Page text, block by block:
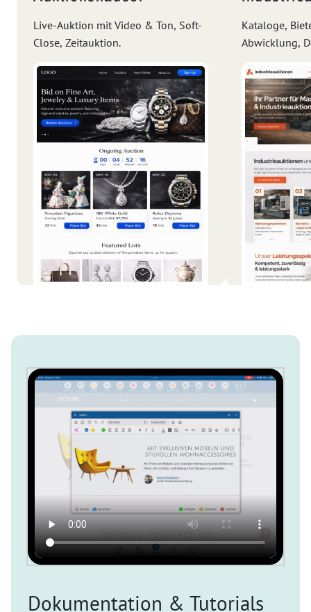
Live-Auktion mit Video & Ton, Soft-
Close, Zeitauktion.
Kataloge,
Abwicklung,
Dokumentation & Tutorials